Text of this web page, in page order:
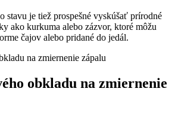
stavu je tiež prospešné vyskúšať prírodné
ako kurkuma alebo zázvor, ktoré môžu
čajov alebo pridané do jedál.
obkladu na zmiernenie